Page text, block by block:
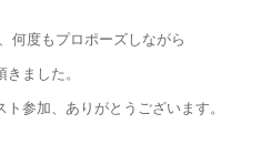
何度もプロポーズしながら
ました。
ト参加、ありがとうございます。